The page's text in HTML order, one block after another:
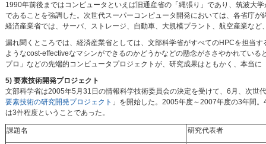
1990年前後まではコンピュータといえば旧通産省の「縄張り」であり、筑波大
であることを強調した。次世代スーパーコンピュータ開発においては、各省庁
経済産業省では、サーバ、ストレージ、自動車、大規模プラント、航空産業な
漏れ聞くところでは、経済産業省としては、文部科学省がすべてのHPCを担当
ようなcost-effectiveなマシンができるのかどうかなどの懸念がささやかれてい
プロ」などの先端的コンピュータプロジェクトが、研究成果はともかく、本当
5) 要素技術開発プロジェクト
文部科学省は2005年5月31日の情報科学技術委員会の決定を受けて、6月、次世
要素技術の研究開発プロジェクト 」を開始した。2005年度～2007年度の3年間
は3件程度ということであった。
課題名 研究代表者